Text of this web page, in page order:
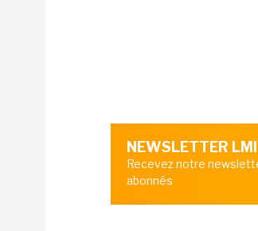
NEWSLETTER LMI
Recevez notre
abonnés